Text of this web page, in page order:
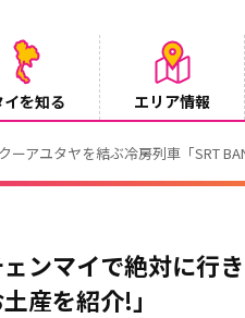
イを知る エリア情報
ーアユタヤを結ぶ冷房列車「SRT
ェンマイで絶対に行
産を紹介!」